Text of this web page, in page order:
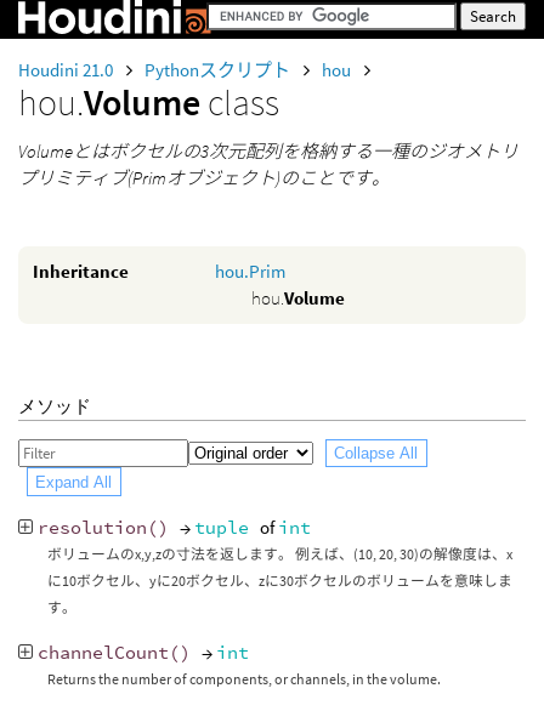
Houdini 21.0 Pythonスクリプト hou
hou.Volume class
Volumeとはボクセルの3次元配列を格納する一種のジオメトリ
プリミティブ(Primオブジェクト)のことです。
Inheritance
hou.Prim
hou.Volume
メソッド
Collapse All
Expand All
resolution () → tuple ofint
ボリュームのx,y,zの寸法を返します。 例えば、(10, 20, 30)の解像度は、x
に10ボクセル、yに20ボクセル、zに30ボクセルのボリュームを意味しま
す。
channelCount () → int
Returns the number of components, or channels, in the volume.